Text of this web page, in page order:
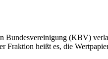
Bundesvereinigung (KBV)
Fraktion heißt es, die